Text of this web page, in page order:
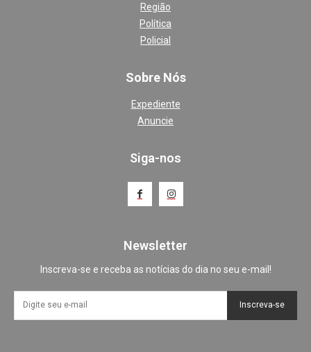
Região
Política
Policial
Sobre Nós
Expediente
Anuncie
Siga-nos
Newsletter
Inscreva-se e receba as notícias do dia no seu e-mail!
Inscreva-se